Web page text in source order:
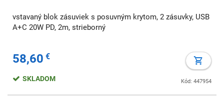
vstavaný blok zásuviek s posuvným krytom, 2 zásuvky, USB
A+C 20W PD, 2m, strieborný
58,60 €
Kód: 447954
SKLADOM